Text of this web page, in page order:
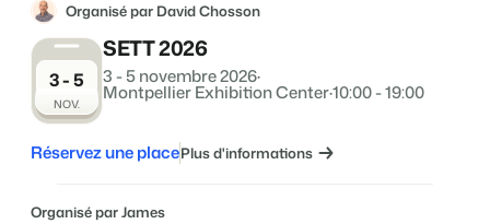
Booking Analytics
Solution reporting Premium
Contact
Contactez nous.
À propos de nous
Découvrez les personnes derrière de Booking Experts
Organisé par David Chosson
3 - 5
NOV.
SETT 2026
3 - 5 novembre 2026·
Montpellier Exhibition Center·10:00 - 19:00
Réservez une placePlus d'informations
Organisé par James